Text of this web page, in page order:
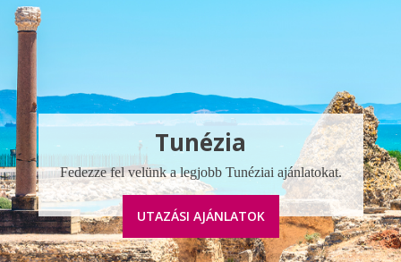
Tunézia
Fedezze fel velünk a legjobb Tunéziai ajánlatokat.
UTAZÁSI AJÁNLATOK